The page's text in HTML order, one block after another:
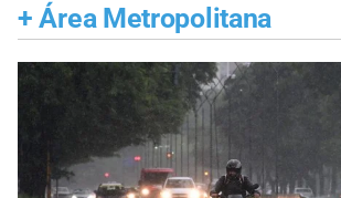
+ Área Metropolitana